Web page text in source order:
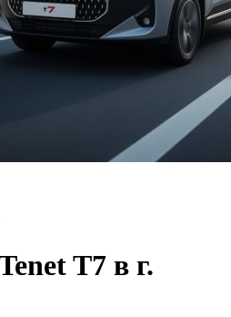
T7 в г.